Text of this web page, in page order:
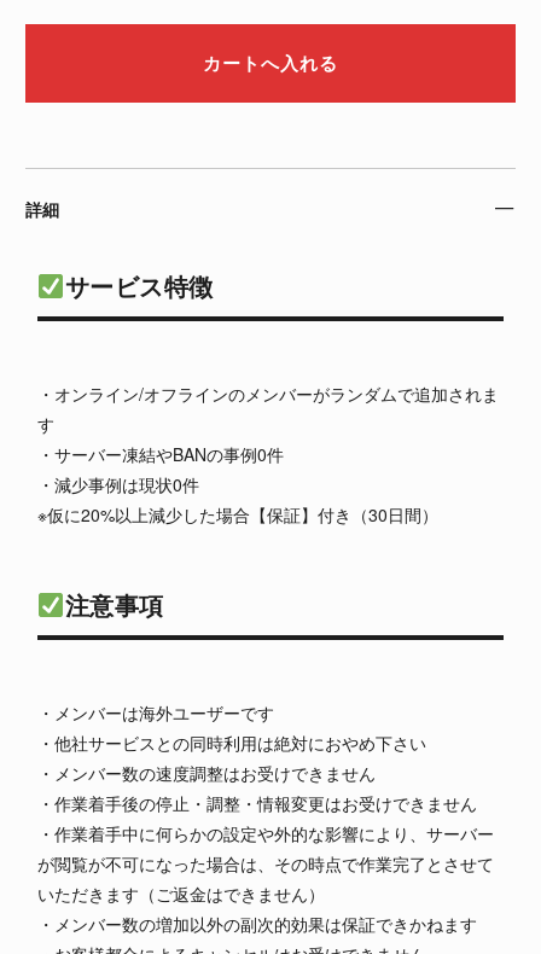
詳細
サービス特徴
・オンライン/オフラインのメンバーがランダムで追加されま
す
・サーバー凍結やBANの事例0件
・減少事例は現状0件
※仮に20%以上減少した場合【保証】付き（30日間）
注意事項
・メンバーは海外ユーザーです
・他社サービスとの同時利用は絶対におやめ下さい
・メンバー数の速度調整はお受けできません
・作業着手後の停止・調整・情報変更はお受けできません
・作業着手中に何らかの設定や外的な影響により、サーバー
が閲覧が不可になった場合は、その時点で作業完了とさせて
いただきます（ご返金はできません）
・メンバー数の増加以外の副次的効果は保証できかねます